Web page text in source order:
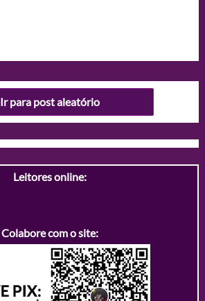
Ir para post aleatório
Leitores online:
Colabore com o site: